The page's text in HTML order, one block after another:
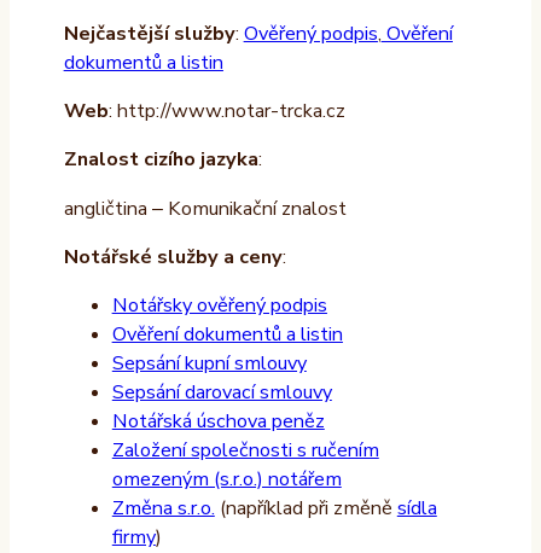
Nejčastější služby: Ověřený podpis, Ověření
dokumentů a listin
Web: http://www.notar-trcka.cz
Znalost cizího jazyka:
angličtina – Komunikační znalost
Notářské služby a ceny:
Notářsky ověřený podpis
Ověření dokumentů a listin
Sepsání kupní smlouvy
Sepsání darovací smlouvy
Notářská úschova peněz
Založení společnosti s ručením
omezeným (s.r.o.) notářem
Změna s.r.o. (například při změně sídla
firmy)